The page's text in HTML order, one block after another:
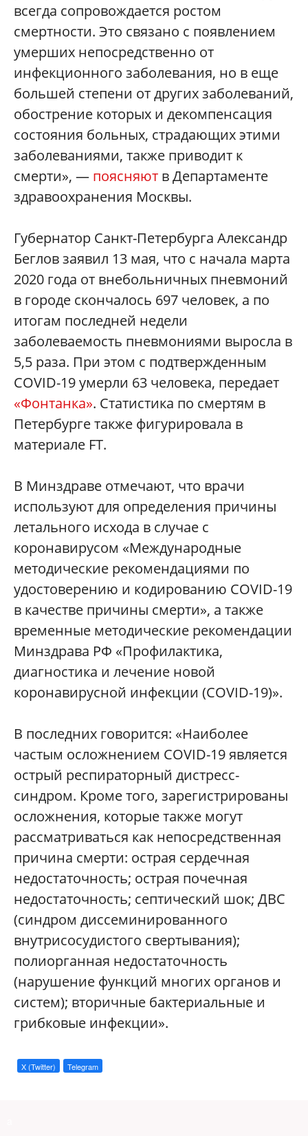
всегда сопровождается ростом
смертности. Это связано с появлением
умерших непосредственно от
инфекционного заболевания, но в еще
большей степени от других заболеваний,
обострение которых и декомпенсация
состояния больных, страдающих этими
заболеваниями, также приводит к
смерти», — поясняют в Департаменте
здравоохранения Москвы.
Губернатор Санкт-Петербурга Александр
Беглов заявил 13 мая, что с начала марта
2020 года от внебольничных пневмоний
в городе скончалось 697 человек, а по
итогам последней недели
заболеваемость пневмониями выросла в
5,5 раза. При этом с подтвержденным
COVID-19 умерли 63 человека, передает
«Фонтанка». Статистика по смертям в
Петербурге также фигурировала в
материале FT.
В Минздраве отмечают, что врачи
используют для определения причины
летального исхода в случае с
коронавирусом «Международные
методические рекомендациями по
удостоверению и кодированию COVID-19
в качестве причины смерти», а также
временные методические рекомендации
Минздрава РФ «Профилактика,
диагностика и лечение новой
коронавирусной инфекции (COVID-19)».
В последних говорится: «Наиболее
частым осложнением COVID-19 является
острый респираторный дистресс-
синдром. Кроме того, зарегистрированы
осложнения, которые также могут
рассматриваться как непосредственная
причина смерти: острая сердечная
недостаточность; острая почечная
недостаточность; септический шок; ДВС
(синдром диссеминированного
внутрисосудистого свертывания);
полиорганная недостаточность
(нарушение функций многих органов и
систем); вторичные бактериальные и
грибковые инфекции».
X (Twitter) Telegram